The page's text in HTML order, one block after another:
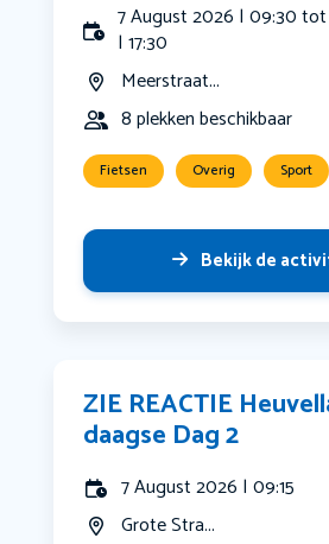
7 August 2026 | 09:30
| 17:30
Meerstraat...
8 plekken beschikbaar
Fietsen Overig Sport
Bekijk de
ZIE REACTIE
daagse Dag 2
7 August 2026 | 09:15
Grote Stra...